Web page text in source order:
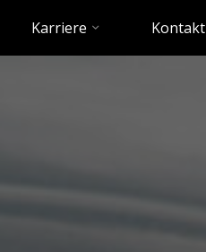
Karriere Kontakt